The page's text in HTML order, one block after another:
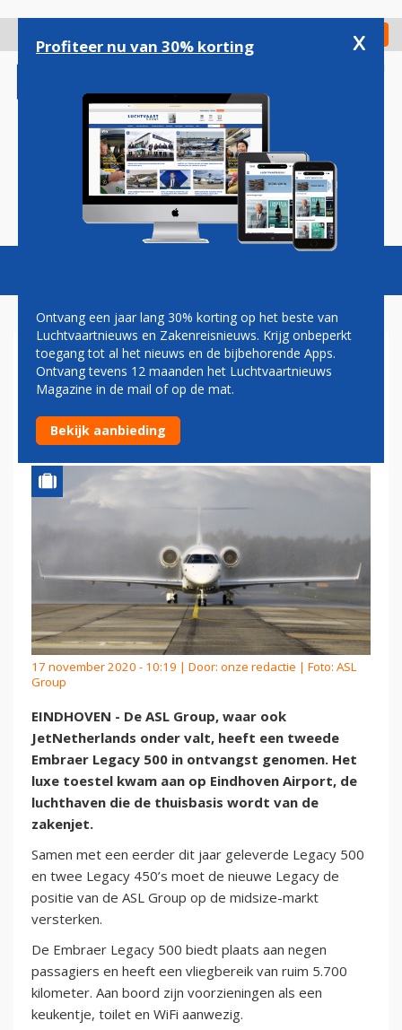
gaan
Check in
Magazine Podcasts Vacatures
ASL GROUP VERWELKOMT
TWEEDE EMBRAER LEGACY
500
17 november 2020 - 10:19 | Door: onze redactie | Foto: ASL
Group
EINDHOVEN - De ASL Group, waar ook
JetNetherlands onder valt, heeft een tweede
Embraer Legacy 500 in ontvangst genomen. Het
luxe toestel kwam aan op Eindhoven Airport, de
luchthaven die de thuisbasis wordt van de
zakenjet.
Samen met een eerder dit jaar geleverde Legacy 500
en twee Legacy 450’s moet de nieuwe Legacy de
positie van de ASL Group op de midsize-markt
versterken.
De Embraer Legacy 500 biedt plaats aan negen
passagiers en heeft een vliegbereik van ruim 5.700
kilometer. Aan boord zijn voorzieningen als een
keukentje, toilet en WiFi aanwezig.
Profiteer nu van 30% korting x
Ontvang een jaar lang 30% korting op het beste van
Luchtvaartnieuws en Zakenreisnieuws. Krijg onbeperkt
toegang tot al het nieuws en de bijbehorende Apps.
Ontvang tevens 12 maanden het Luchtvaartnieuws
Magazine in de mail of op de mat.
Bekijk aanbieding